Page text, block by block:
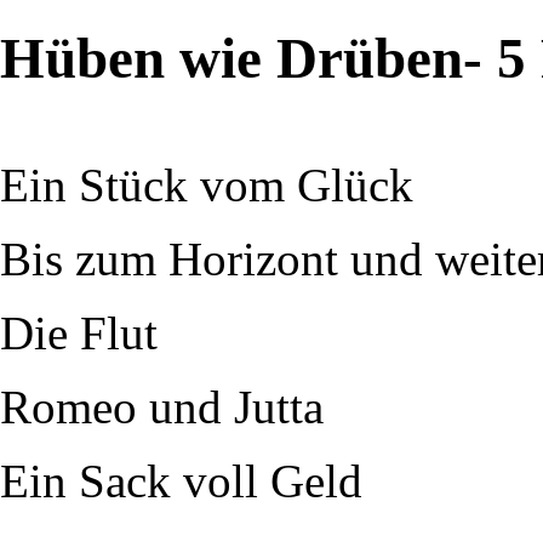
Hüben wie Drüben-
Ein Stück vom Glück
Bis zum Horizont und
Die Flut
Romeo und Jutta
Ein Sack voll Geld